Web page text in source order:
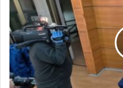
con
cambiar
la
Constitución
descubre
470
gramos
de
marihuana
en
cabina